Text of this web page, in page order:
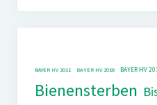
BAYER HV 2011 BAYER HV 2018 BAYER HV
Bienensterben